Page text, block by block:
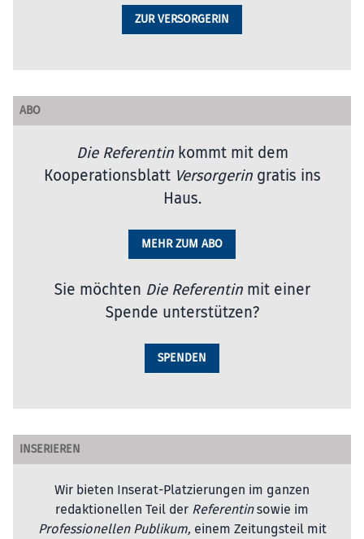
ZUR VERSORGERIN
ABO
Die Referentinkommt mit dem
Kooperationsblatt Versorgeringratis ins
Haus.
MEHR ZUM ABO
Sie möchten Die Referentinmit einer
Spende unterstützen?
SPENDEN
INSERIEREN
Wir bieten Inserat-Platzierungen im ganzen
redaktionellen Teil der Referentinsowie im
Professionellen Publikum, einem Zeitungsteil mit